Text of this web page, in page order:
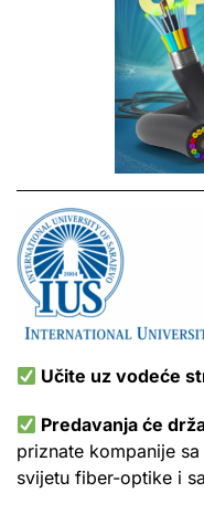
Učite uz vodeće
Predavanja će
priznate kompanije
svijetu fiber-optike i